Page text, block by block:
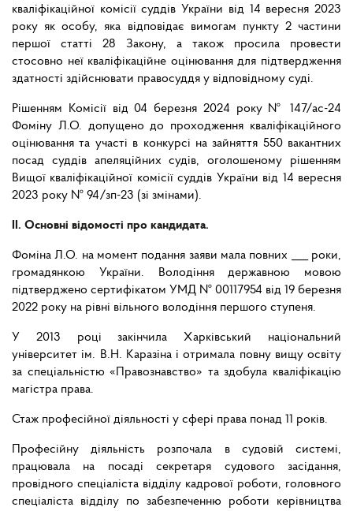
кваліфікаційної комісії суддів України від 14 вересня 2023
року як особу, яка відповідає вимогам пункту 2 частини
першої статті 28 Закону, а також просила провести
стосовно неї кваліфікаційне оцінювання для підтвердження
здатності здійснювати правосуддя у відповідному суді.
Рішенням Комісії від 04 березня 2024 року № 147/ас-24
Фоміну Л.О. допущено до проходження кваліфікаційного
оцінювання та участі в конкурсі на зайняття 550 вакантних
посад суддів апеляційних судів, оголошеному рішенням
Вищої кваліфікаційної комісії суддів України від 14 вересня
2023 року № 94/зп-23 (зі змінами).
IІ. Основні відомості про кандидата.
Фоміна Л.О. на момент подання заяви мала повних ___ роки,
громадянкою України. Володіння державною мовою
підтверджено сертифікатом УМД № 00117954 від 19 березня
2022 року на рівні вільного володіння першого ступеня.
У 2013 році закінчила Харківський національний
університет ім. В.Н. Каразіна і отримала повну вищу освіту
за спеціальністю «Правознавство» та здобула кваліфікацію
магістра права.
Стаж професійної діяльності у сфері права понад 11 років.
Професійну діяльність розпочала в судовій системі,
працювала на посаді секретаря судового засідання,
провідного спеціаліста відділу кадрової роботи, головного
спеціаліста відділу по забезпеченню роботи керівництва